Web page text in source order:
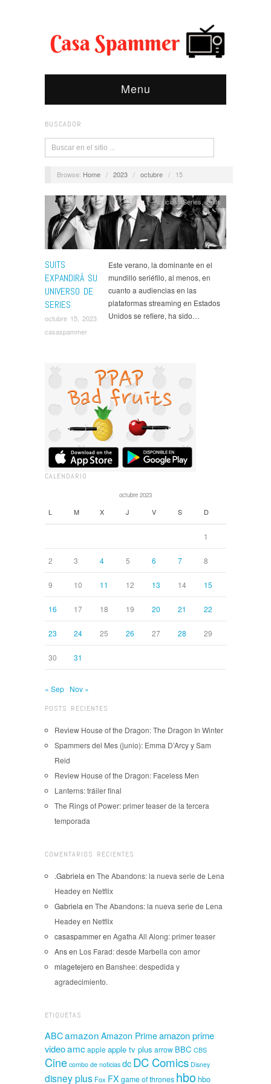
Menu
BUSCADOR
Browse: Home / 2023 / octubre / 15
SUITS
EXPANDIRÁ SU
UNIVERSO DE
SERIES
octubre 15, 2023
casaspammer
Noticias,Series,Suits
Este verano, la dominante en el
mundillo seriéfilo, al menos, en
cuanto a audiencias en las
plataformas streaming en Estados
Unidos se refiere, ha sido…
CALENDARIO
octubre 2023
L M X J V S D
1
2 3 4 5 6 7 8
9 10 11 12 13 14 15
16 17 18 19 20 21 22
23 24 25 26 27 28 29
30 31
« Sep Nov »
POSTS RECIENTES
Review House of the Dragon: The Dragon In Winter
Spammers del Mes (junio): Emma D’Arcy y Sam
Reid
Review House of the Dragon: Faceless Men
Lanterns: tráiler final
The Rings of Power: primer teaser de la tercera
temporada
COMENTARIOS RECIENTES
.Gabriela en The Abandons: la nueva serie de Lena
Headey en Netflix
Gabriela en The Abandons: la nueva serie de Lena
Headey en Netflix
casaspammeren Agatha All Along: primer teaser
Ansen Los Farad: desde Marbella con amor
mlagetejero en Banshee: despedida y
agradecimiento.
ETIQUETAS
ABCamazon Amazon Primeamazon prime
videoamcapple apple tv plus arrow BBC CBS
Cine combo de noticias dcDC Comics Disney
disney plus Fox FX game of thrones hbo hbo